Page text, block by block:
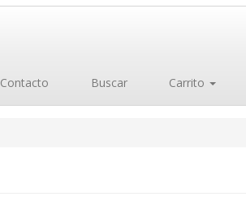
Contacto Buscar Carrito